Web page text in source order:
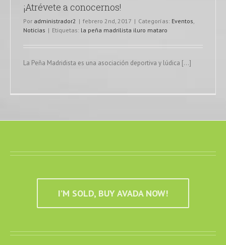
¡Atrévete a conocernos!
Por administrador2 | febrero 2nd, 2017 | Categorías: Eventos
Noticias | Etiquetas: la peña madrilista iluro mataro
La Peña Madridista es una asociación deportiva y lúdica [...]
I’M SOLD, BUY AVADA NOW!